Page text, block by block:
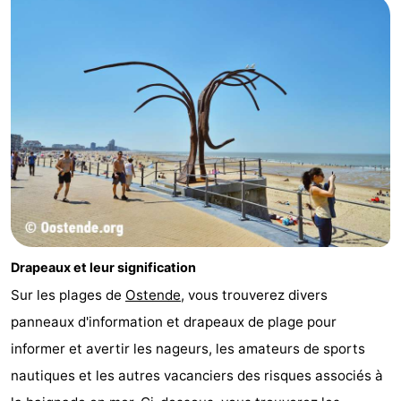
Drapeaux et leur signification
Sur les plages de Ostende, vous trouverez divers
panneaux d'information et drapeaux de plage pour
informer et avertir les nageurs, les amateurs de sports
nautiques et les autres vacanciers des risques associés à